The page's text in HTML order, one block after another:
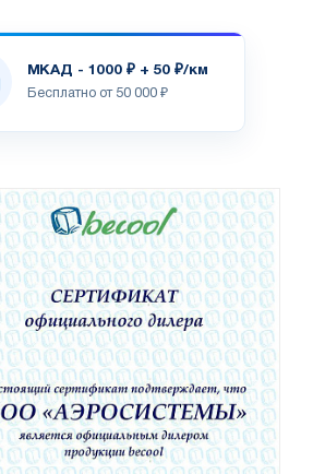
МКАД - 1000 ₽ + 50 ₽/км
Бесплатно от 50 000 ₽